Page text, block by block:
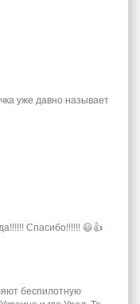
уже давно называет
Спасибо!!!!!! 😃👍
беспилотную